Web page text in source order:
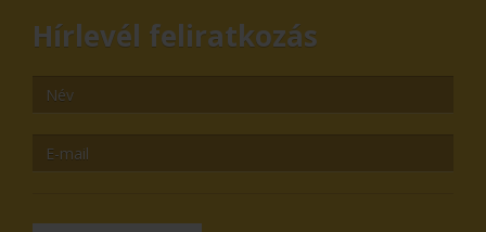
Hírlevél feliratkozás